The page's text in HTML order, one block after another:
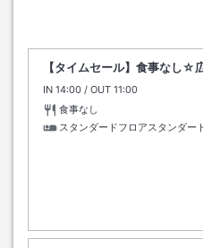
【タイムセール】食事なし☆
IN チェックイン
14:00 / OUT チェックアウト
11:00
食事なし
スタンダードフロアスタンダ